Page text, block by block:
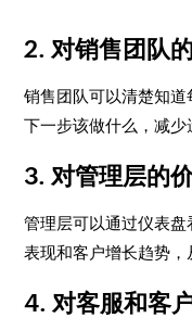
2. 对销售团队
销售团队可以清楚知道
下一步该做什么，减少
3. 对管理层的
管理层可以通过仪表
表现和客户增长趋势，
4. 对客服和客